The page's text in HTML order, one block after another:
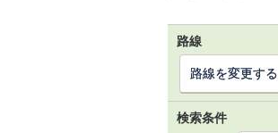
路線
路線を変更する
検索条件